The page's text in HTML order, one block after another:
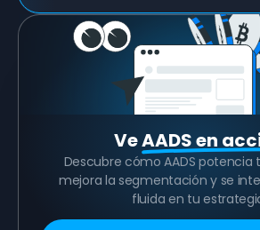
VeAADS en
Descubre cómo AADS potencia
mejora la segmentación y se
fluida en tu